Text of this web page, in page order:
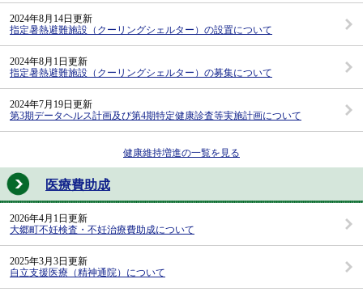
2024年8月14日更新
指定暑熱避難施設（クーリングシェルター）の設置について
2024年8月1日更新
指定暑熱避難施設（クーリングシェルター）の募集について
2024年7月19日更新
第3期データヘルス計画及び第4期特定健康診査等実施計画について
健康維持増進の一覧を見る
医療費助成
2026年4月1日更新
大郷町不妊検査・不妊治療費助成について
2025年3月3日更新
自立支援医療（精神通院）について